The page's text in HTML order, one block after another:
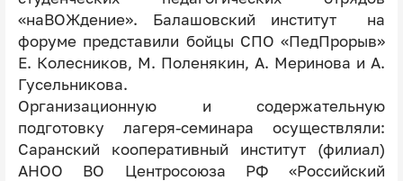
«наВОЖдение». Балашовский институт на
форуме представили бойцы СПО «ПедПрорыв»
Е. Колесников, М. Поленякин, А. Меринова и А.
Гусельникова.
Организационную и содержательную
подготовку лагеря-семинара осуществляли:
Саранский кооперативный институт (филиал)
АНОО ВО Центросоюза РФ «Российский